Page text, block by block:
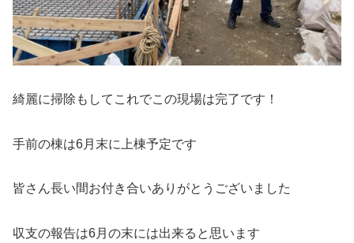
綺麗に掃除もしてこれでこの現場は完了です！
手前の棟は6月末に上棟予定です
皆さん長い間お付き合いありがとうございました
収支の報告は6月の末には出来ると思います